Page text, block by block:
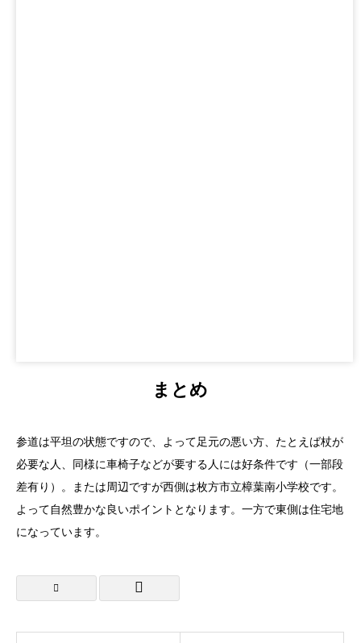
まとめ
参道は平坦の状態ですので、よって足元の悪い方、たとえば杖が
必要な人、同様に車椅子などが要する人には好条件です（一部段
差有り）。または周辺ですが西側は枚方市立樟葉南小学校です。
よって自然豊かな良いポイントとなります。一方で東側は住宅地
になっています。